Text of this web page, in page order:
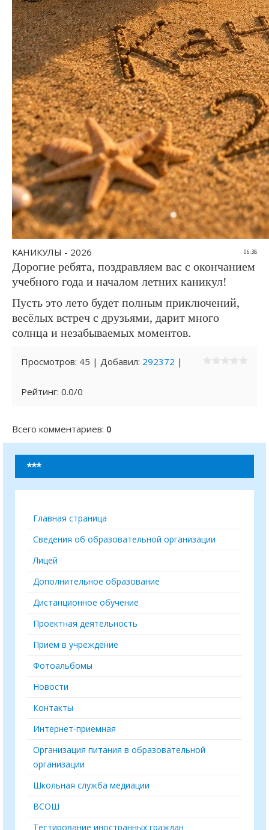
06:38
КАНИКУЛЫ - 2026
Дорогие ребята, поздравляем вас с окончанием
учебного года и началом летних каникул!
Пусть это лето будет полным приключений,
весёлых встреч с друзьями, дарит много
солнца и незабываемых моментов.
Просмотров: 45 | Добавил: 292372 |
Рейтинг: 0.0/0
Всего комментариев: 0
***
Главная страница
Сведения об образовательной организации
Лицей
Дополнительное образование
Дистанционное обучение
Проектная деятельность
Прием в учреждение
Фотоальбомы
Новости
Контакты
Интернет-приемная
Организация питания в образовательной
организации
Школьная служба медиации
ВСОШ
Тестирование иностранных граждан